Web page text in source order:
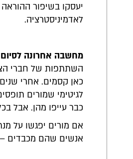
יעסקו בשיפור
לאדמיניסטרציה.
מחשבה אחרונה לסיום
השתתפות של חברי
כאן קסמים. אחרי
לגיטימי שמורים
כבר עייפו מהן. אבל
אם מורים יפגשו על
אנשים שהם מכבדים